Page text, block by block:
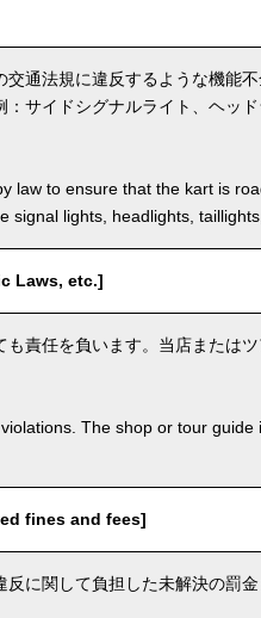
通法規に違反するような機能
サイドシグナルライト、ヘッ
law to ensure that the kart is
signal lights, headlights,
Laws, etc.]
責任を負います。当店または
The shop or tour
fines and fees]
に関して負担した未解決の罰